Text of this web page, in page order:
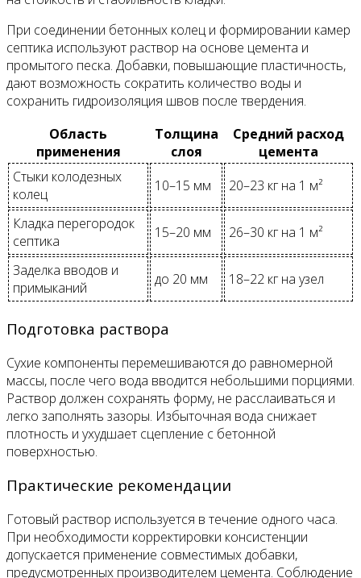
При соединении бетонных колец и формировании камер
септика используют раствор на основе цемента и
промытого песка. Добавки, повышающие пластичность,
дают возможность сократить количество воды и
сохранить гидроизоляция швов после твердения.
Область
применения
Толщина
слоя
Средний расход
цемента
Стыки колодезных
колец
10–15 мм 20–23 кг на 1 м²
Кладка перегородок
септика
15–20 мм 26–30 кг на 1 м²
Заделка вводов и
примыканий
до 20 мм 18–22 кг на узел
Подготовка раствора
Сухие компоненты перемешиваются до равномерной
массы, после чего вода вводится небольшими порциями.
Раствор должен сохранять форму, не расслаиваться и
легко заполнять зазоры. Избыточная вода снижает
плотность и ухудшает сцепление с бетонной
поверхностью.
Практические рекомендации
Готовый раствор используется в течение одного часа.
При необходимости корректировки консистенции
допускается применение совместимых добавки,
предусмотренных производителем цемента. Соблюдение